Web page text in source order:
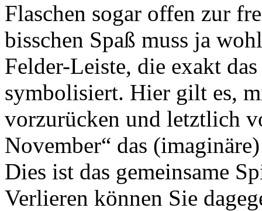
Flaschen sogar offen zur
bisschen Spaß muss ja
Felder-Leiste, die exakt
symbolisiert. Hier gilt es,
vorzurücken und letztlich
November“ das
Dies ist das gemeinsame
Verlieren können Sie